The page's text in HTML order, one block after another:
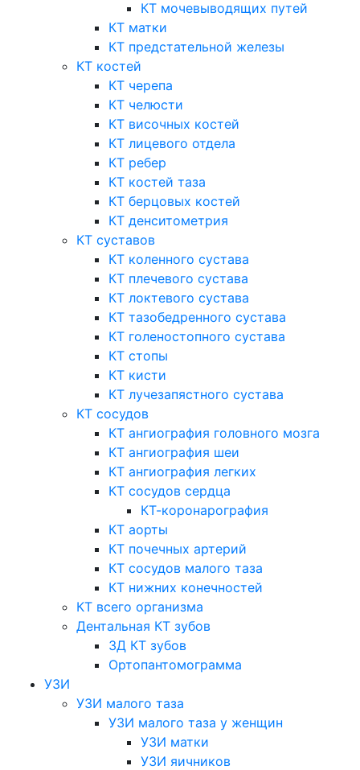
КТ мочевыводящих путей
КТ матки
КТ предстательной железы
КТ костей
КТ черепа
КТ челюсти
КТ височных костей
КТ лицевого отдела
КТ ребер
КТ костей таза
КТ берцовых костей
КТ денситометрия
КТ суставов
КТ коленного сустава
КТ плечевого сустава
КТ локтевого сустава
КТ тазобедренного сустава
КТ голеностопного сустава
КТ стопы
КТ кисти
КТ лучезапястного сустава
КТ сосудов
КТ ангиография головного мозга
КТ ангиография шеи
КТ ангиография легких
КТ сосудов сердца
КТ-коронарография
КТ аорты
КТ почечных артерий
КТ сосудов малого таза
КТ нижних конечностей
КТ всего организма
Дентальная КТ зубов
3Д КТ зубов
Ортопантомограмма
УЗИ
УЗИ малого таза
УЗИ малого таза у женщин
УЗИ матки
УЗИ яичников